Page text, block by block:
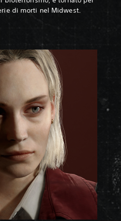
di morti nel Midwest.